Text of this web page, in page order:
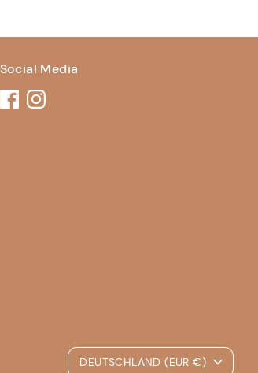
Social Media
Währung
DEUTSCHLAND (EUR €)